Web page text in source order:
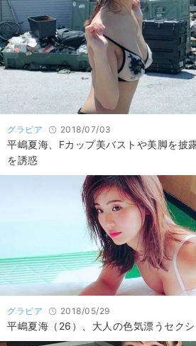
グラビア 2018/07/03
平嶋夏海、Fカップ美バストや美脚を披
を誘惑
グラビア 2018/05/29
平嶋夏海（26）、大人の色気漂うセク